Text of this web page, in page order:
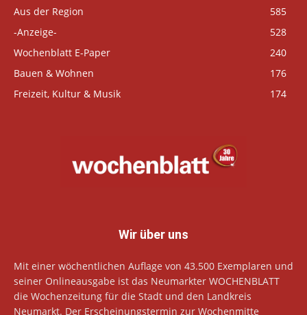
Aus der Region
585
-Anzeige-
528
Wochenblatt E-Paper
240
Bauen & Wohnen
176
Freizeit, Kultur & Musik
174
Wir über uns
Mit einer wöchentlichen Auflage von 43.500 Exemplaren und
seiner Onlineausgabe ist das Neumarkter WOCHENBLATT
die Wochenzeitung für die Stadt und den Landkreis
Neumarkt. Der Erscheinungstermin zur Wochenmitte